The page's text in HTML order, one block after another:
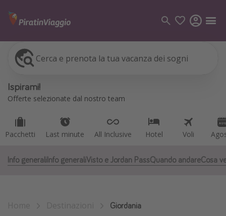
Cerca e prenota la tua vacanza dei sogni
Ispirami!
Offerte selezionate dal nostro team
Pacchetti Last minute All Inclusive Hotel Voli
Pacchetti
Voli
Vacanze
Info generali Info generaliVisto e Jordan PassQuando andareCosa
Giordania